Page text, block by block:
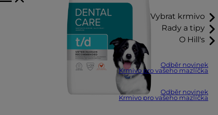
Vybrat krmivo
Rady a tipy
O Hill's
Odběr novinek
Krmivo pro vašeho mazlíčka
Odběr novinek
Krmivo pro vašeho mazlíčka